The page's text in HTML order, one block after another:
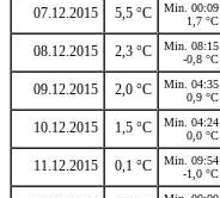
07.12.2015 5,5 °C
Min. 00:09
1,7 °C
08.12.2015 2,3 °C
Min. 08:15
-0,8 °C
09.12.2015 2,0 °C
Min. 04:35
0,9 °C
10.12.2015 1,5 °C
Min. 04:24
0,0 °C
11.12.2015 0,1 °C
Min. 09:54
-1,0 °C